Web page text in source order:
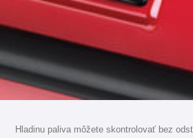
Hladinu paliva môžete skontrolovať bez